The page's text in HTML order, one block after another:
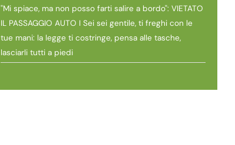
"Mi spiace, ma non posso farti salire a bordo": VIETATO
IL PASSAGGIO AUTO I Sei sei gentile, ti freghi con le
tue mani: la legge ti costringe, pensa alle tasche,
lasciarli tutti a piedi